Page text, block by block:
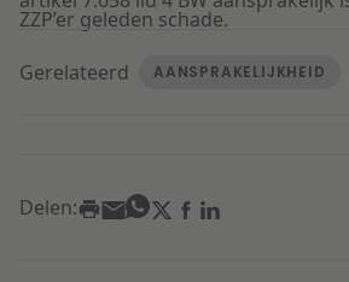
ZZP’er geleden schade.
Gerelateerd
AANSPRAKELIJKHEID
Delen: